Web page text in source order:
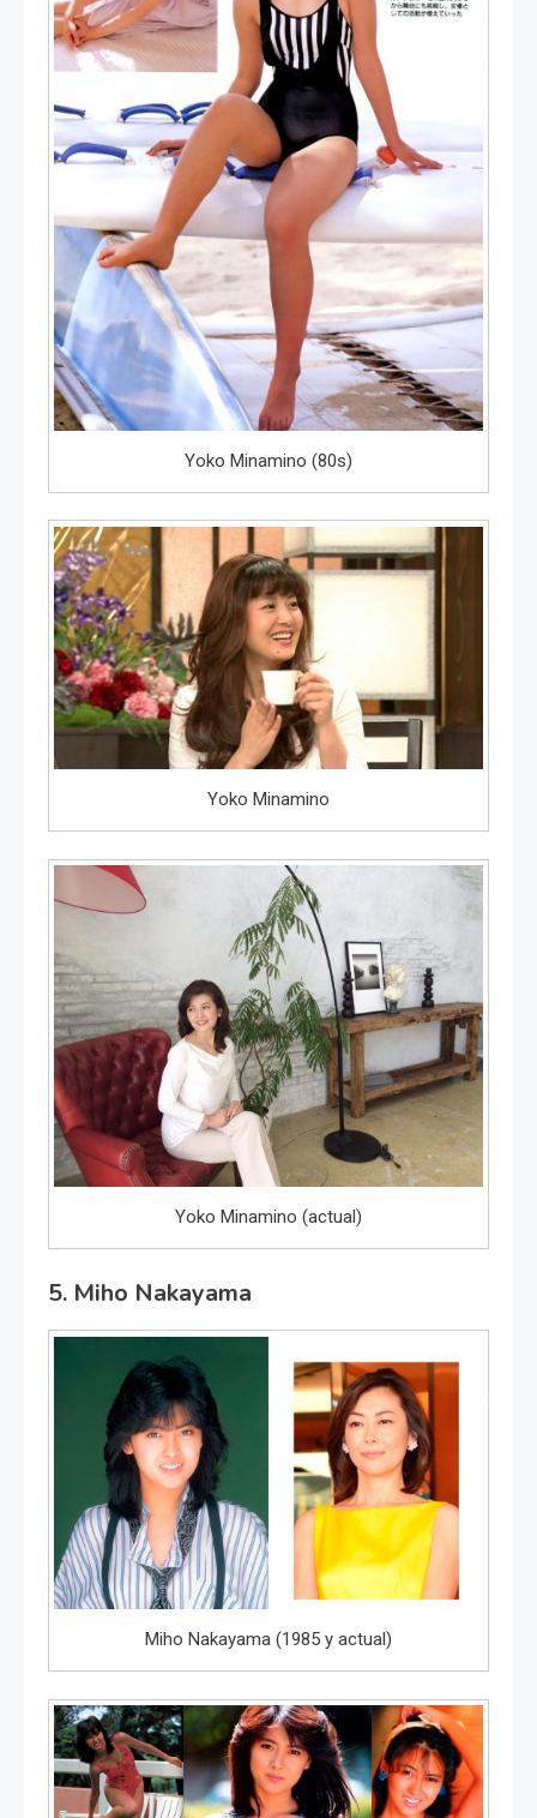
Yoko Minamino (80s)
Yoko Minamino
Yoko Minamino (actual)
5. Miho Nakayama
Miho Nakayama (1985 y actual)